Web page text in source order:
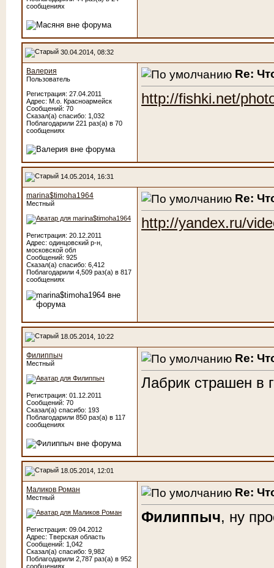
сообщениях
30.04.2014, 08:32
Валерия
Пользователь
Регистрация: 27.04.2011
Адрес: М.о. Красноармейск
Сообщений: 70
Сказал(а) спасибо: 1,032
Поблагодарили 221 раз(а) в 70
сообщениях
Re:
http://fishki.net/
14.05.2014, 16:31
marina$timoha1964
Местный
Регистрация: 20.12.2011
Адрес: одинцовский р-н,
московской обл
Сообщений: 925
Сказал(а) спасибо: 6,412
Поблагодарили 4,509 раз(а) в 817
сообщениях
Re:
http://yandex.ru/
18.05.2014, 10:22
Филиппыч
Местный
Регистрация: 01.12.2011
Сообщений: 70
Сказал(а) спасибо: 193
Поблагодарили 850 раз(а) в 117
сообщениях
Re:
Лабрик страшен в
18.05.2014, 12:01
Маликов Роман
Местный
Регистрация: 09.04.2012
Адрес: Тверская область
Сообщений: 1,042
Сказал(а) спасибо: 9,982
Поблагодарили 2,787 раз(а) в 952
сообщениях
Re:
Филиппыч, ну